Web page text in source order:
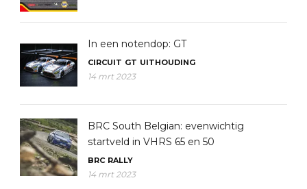
In een notendop: GT
CIRCUIT GT UITHOUDING
14 mrt 2023
BRC South Belgian: evenwichtig
startveld in VHRS 65 en 50
BRC RALLY
14 mrt 2023